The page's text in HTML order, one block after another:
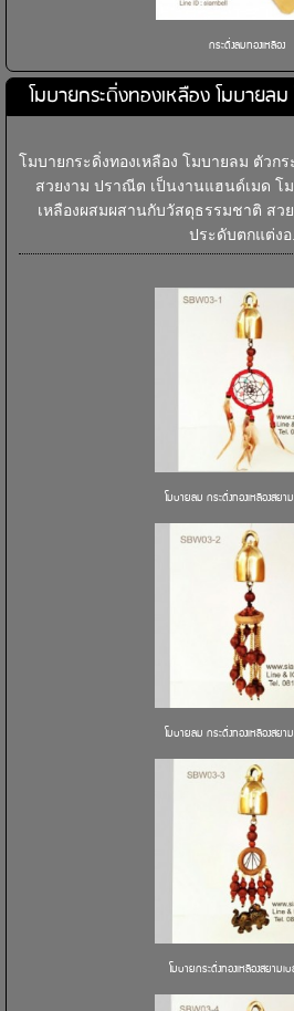
กระดิ่งลมทองเหลือง
โมบายกระดิ่งทองเหลือง โมบายล
โมบายกระดิ่งทองเหลือง โมบายลม ตัวกร
สวยงาม ปราณีต เป็นงานแฮนด์เมด โ
เหลืองผสมผสานกับวัสดุธรรมชาติ สว
ประดับตกแต่งอ
โมบายลม กระดิ่งทองเหลืองสยา
โมบายลม กระดิ่งทองเหลืองสยา
โมบายกระดิ่งทองเหลืองสยามเบ